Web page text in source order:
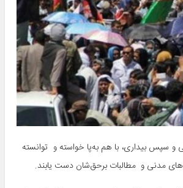
سپس بیداری، با هم به­‌پا خواسته و توانسته­‌
مدنی و مطالبات برحق­‌شان دست یابند.